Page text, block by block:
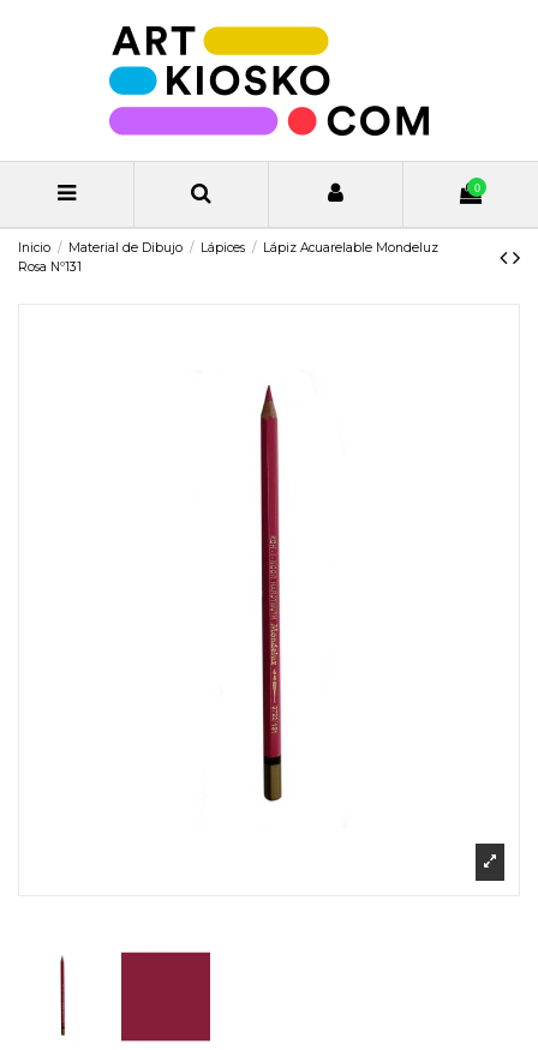
0
Inicio Material de Dibujo Lápices
Lápiz Acuarelable Mondeluz
Rosa Nº131